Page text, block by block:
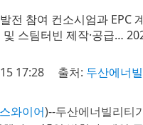
전 참여 컨소시엄과 EPC
및 스팀터빈 제작·공급…
17:28 출처: 두산에너
와이어)--두산에너빌리티